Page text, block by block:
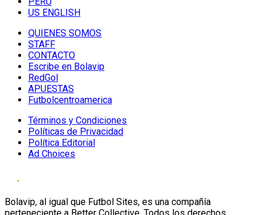
US ENGLISH
QUIENES SOMOS
STAFF
CONTACTO
Escribe en Bolavip
RedGol
APUESTAS
Futbolcentroamerica
Términos y Condiciones
Políticas de Privacidad
Política Editorial
Ad Choices
Bolavip, al igual que Futbol Sites, es una compañía